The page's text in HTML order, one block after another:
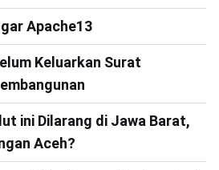
Apache13
Keluarkan Surat
ini Dilarang di Jawa Barat,
Aceh?